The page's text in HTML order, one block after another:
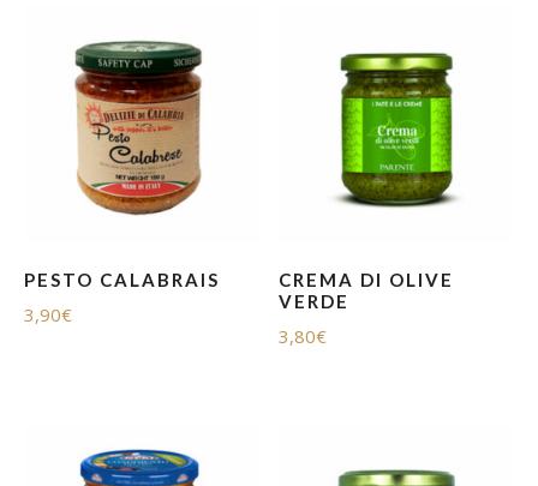
PESTO CALABRAIS
3,90€
CREMA DI OLIVE
VERDE
3,80€